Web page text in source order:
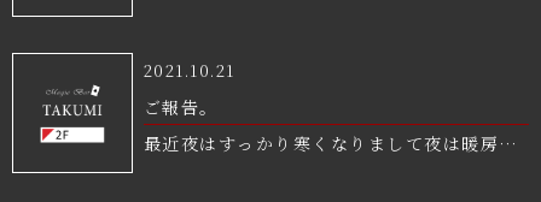
近夜はすっかり寒くなりまして夜は暖房をつ
けて昼間は冷房をつける日々ですがいかがお
過ごしでしょうか。 さて、 TAKUMIは
お過ごしでしょうか。 さて、TAKUMIは
Food pairing salon rishe お助け隊
notwork との間の懸案やそれに端を発する
2021.10.21
ご報告。
最近夜はすっかり寒くなりまして夜は暖房を